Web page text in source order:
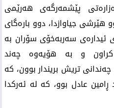
پێشمەرگەی هەرێمی
هێرشی جیاوازدا، دوو بارەگای
ئیدارەی سەربەخۆی سۆران بە
و بە هۆیەوە چەند
تریش بریندار بوون، کە
عادل بوو، کە لە ئەرکدا